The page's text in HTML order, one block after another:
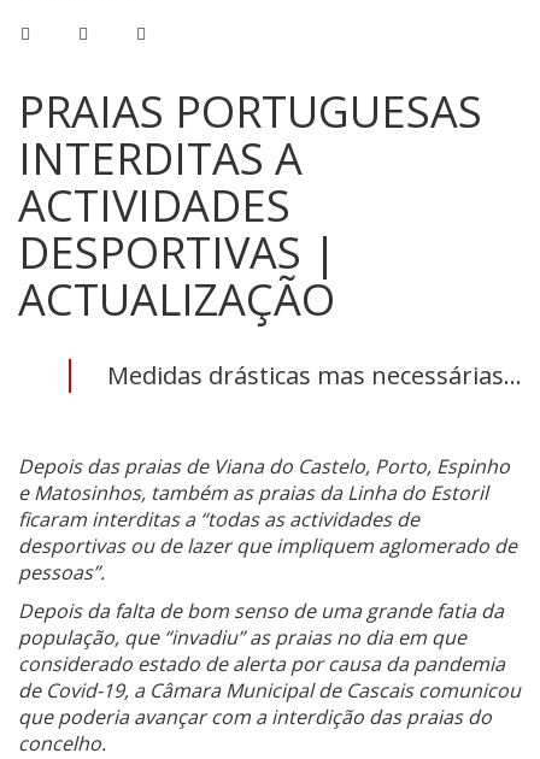
PRAIAS PORTUGUESAS
INTERDITAS A
ACTIVIDADES
DESPORTIVAS |
ACTUALIZAÇÃO
Medidas drásticas mas necessárias...
Depois das praias de Viana do Castelo, Porto, Espinho
e Matosinhos, também as praias da Linha do Estoril
ficaram interditas a “todas as actividades de
desportivas ou de lazer que impliquem aglomerado de
pessoas”.
Depois da falta de bom senso de uma grande fatia da
população, que “invadiu” as praias no dia em que
considerado estado de alerta por causa da pandemia
de Covid-19, a Câmara Municipal de Cascais comunicou
que poderia avançar com a interdição das praias do
concelho.